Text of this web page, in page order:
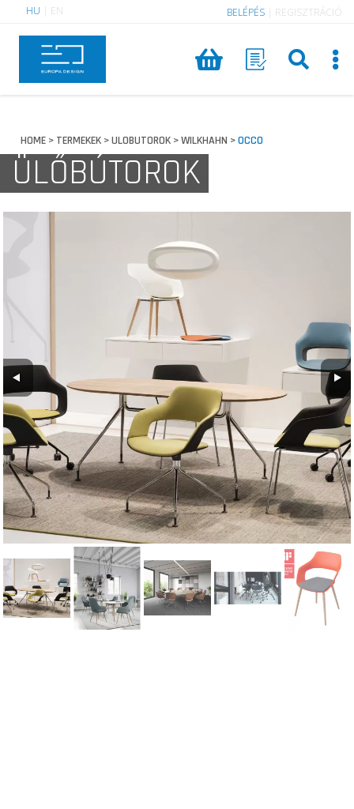
HU EN BELÉPÉS REGISZTRÁCIÓ
HOME > TERMEKEK >ULOBUTOROK >WILKHAHN >OCCO
ÜLŐBÚTOROK